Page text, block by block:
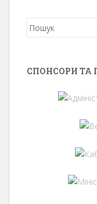
Пошук
СПОНСОРИ ТА